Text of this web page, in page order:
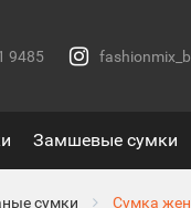
9485
Замшевые сумки
сумки Сумка